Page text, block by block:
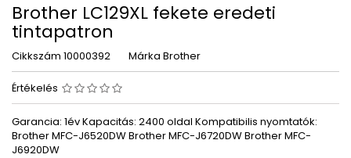
Brother LC129XL fekete eredeti
tintapatron
Cikkszám 10000392 Márka Brother
Értékelés
Garancia: 1év Kapacitás: 2400 oldal Kompatibilis nyomtatók:
Brother MFC-J6520DW Brother MFC-J6720DW Brother MFC-
J6920DW